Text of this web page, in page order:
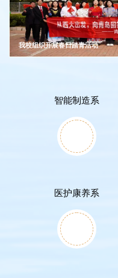
我校组织开展春日踏青活动
智能制造系
医护康养系